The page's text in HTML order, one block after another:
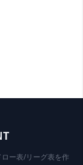
ー表/リーグ表を作